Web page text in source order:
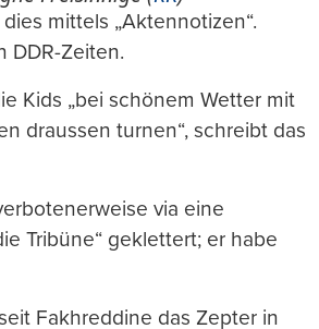
mittels „Aktennotizen“.
DDR-Zeiten.
Kids „bei schönem Wetter mit
draussen turnen“, schreibt das
via eine
Tribüne“ geklettert; er habe
Fakhreddine das Zepter in